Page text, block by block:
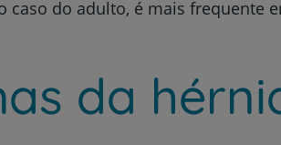
caso do adulto, é mais frequente
da